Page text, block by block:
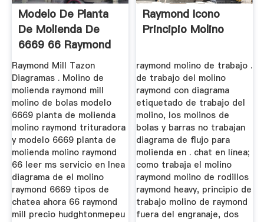
Modelo De Planta
De Molienda De
6669 66 Raymond
Mill ...
Raymond Mill Tazon
Diagramas . Molino de
molienda raymond mill
molino de bolas modelo
6669 planta de molienda
molino raymond trituradora
y modelo 6669 planta de
molienda molino raymond
66 leer ms servicio en lnea
diagrama de el molino
raymond 6669 tipos de
chatea ahora 66 raymond
mill precio hudghtonmepeu
Raymond Icono
Principio Molino
raymond molino de trabajo .
de trabajo del molino
raymond con diagrama
etiquetado de trabajo del
molino, los molinos de
bolas y barras no trabajan
diagrama de flujo para
molienda en . chat en línea;
como trabaja el molino
raymond molino de rodillos
raymond heavy, principio de
trabajo molino de raymond
fuera del engranaje, dos